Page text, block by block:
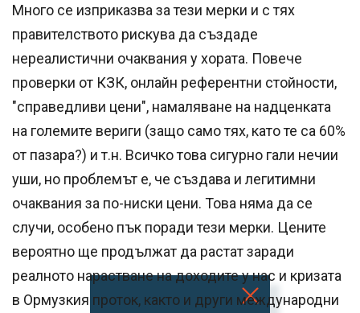
Много се изприказва за тези мерки и с тях
правителството рискува да създаде
нереалистични очаквания у хората. Повече
проверки от КЗК, онлайн референтни стойности,
"справедливи цени", намаляване на надценката
на големите вериги (защо само тях, като те са 60%
от пазара?) и т.н. Всичко това сигурно гали нечии
уши, но проблемът е, че създава и легитимни
очаквания за по-ниски цени. Това няма да се
случи, особено пък поради тези мерки. Цените
вероятно ще продължат да растат заради
реалното нарастване на доходите у нас и кризата
в Ормузкия проток, както и други международни